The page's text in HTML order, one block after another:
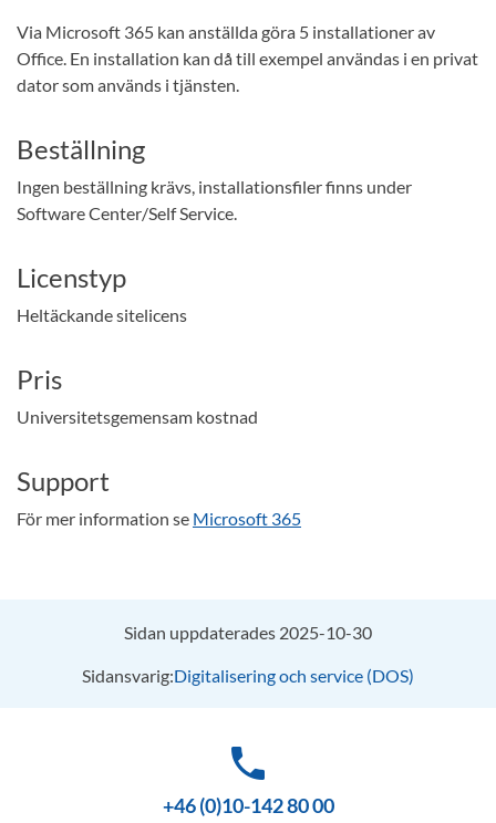
Via Microsoft 365 kan anställda göra 5 installationer av
Office. En installation kan då till exempel användas i en privat
dator som används i tjänsten.
Beställning
Ingen beställning krävs, installationsfiler finns under
Software Center/Self Service.
Licenstyp
Heltäckande sitelicens
Pris
Universitetsgemensam kostnad
Support
För mer information se Microsoft 365
Sidan uppdaterades 2025-10-30
Sidansvarig:Digitalisering och service (DOS)
phone
+46 (0)10-142 80 00